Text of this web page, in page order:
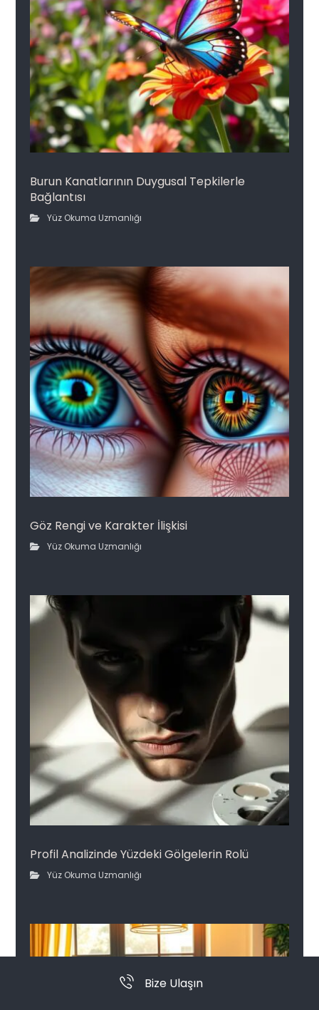
Burun Kanatlarının Duygusal Tepkilerle
Bağlantısı
Yüz Okuma Uzmanlığı
Göz Rengi ve Karakter İlişkisi
Yüz Okuma Uzmanlığı
Profil Analizinde Yüzdeki Gölgelerin Rolü
Yüz Okuma Uzmanlığı
Bize Ulaşın